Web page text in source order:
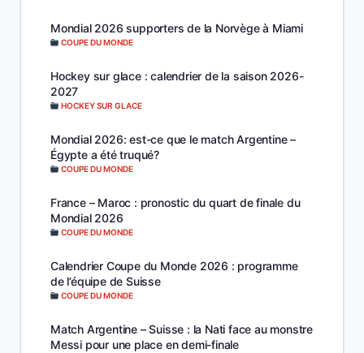
Mondial 2026 supporters de la Norvège à Miami
COUPE DU MONDE
Hockey sur glace : calendrier de la saison 2026-
2027
HOCKEY SUR GLACE
Mondial 2026: est-ce que le match Argentine –
Égypte a été truqué?
COUPE DU MONDE
France – Maroc : pronostic du quart de finale du
Mondial 2026
COUPE DU MONDE
Calendrier Coupe du Monde 2026 : programme
de l’équipe de Suisse
COUPE DU MONDE
Match Argentine – Suisse : la Nati face au monstre
Messi pour une place en demi-finale